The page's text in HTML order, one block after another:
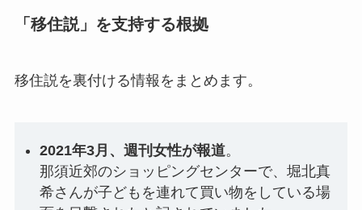
「移住説」を支持する根拠
移住説を裏付ける情報をまとめます。
2021年3月、週刊女性が報道。
那須近郊のショッピングセンターで、堀北真
希さんが子どもを連れて買い物をしている場